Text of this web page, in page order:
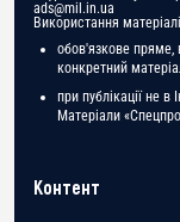
ads@mil.in.ua
Використання
обов'язкове пряме,
конкретний
при публікації не в
Матеріали
Контент